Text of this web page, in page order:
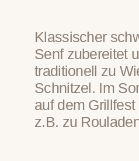
Klassischer
Senf zubereitet
traditionell zu
Schnitzel. Im
auf dem
z.B. zu